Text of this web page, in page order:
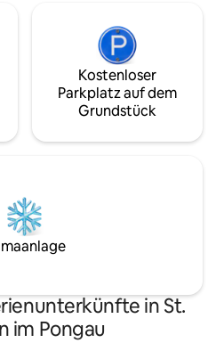
Kostenloser
Parkplatz auf dem
Grundstück
in St.
im Pongau